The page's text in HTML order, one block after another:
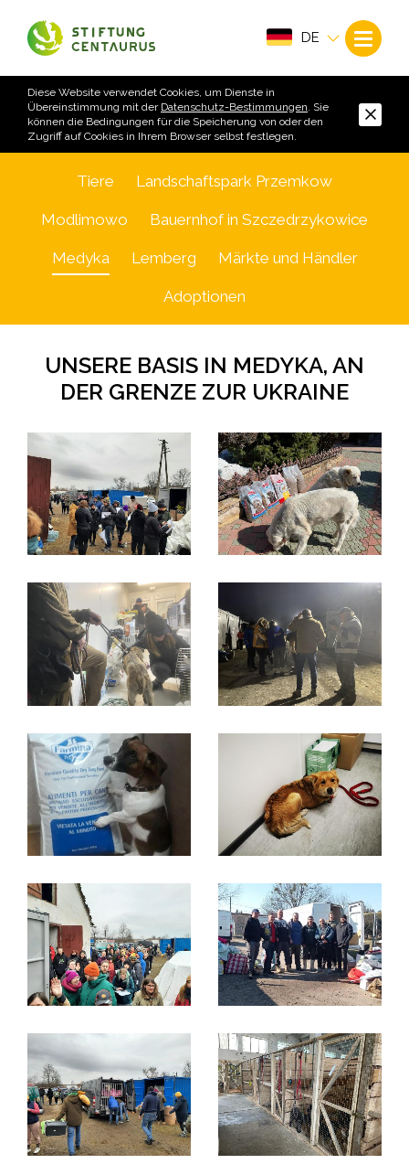
DE
Diese Website verwendet Cookies, um Dienste in
Übereinstimmung mit der Datenschutz-Bestimmungen. Sie
können die Bedingungen für die Speicherung von oder den
Zugriff auf Cookies in Ihrem Browser selbst festlegen.
Tiere Landschaftspark Przemkow
Modlimowo Bauernhof in Szczedrzykowice
Medyka Lemberg Märkte und Händler
Adoptionen
UNSERE BASIS IN MEDYKA, AN
DER GRENZE ZUR UKRAINE